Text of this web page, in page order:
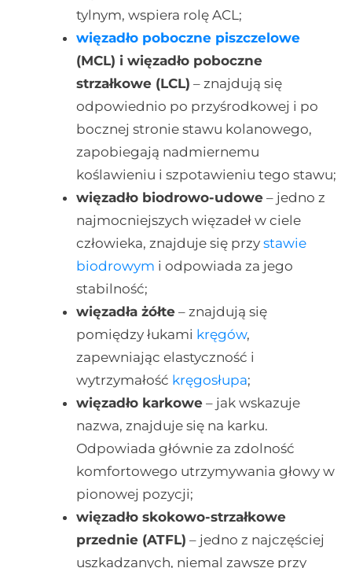
tylnym, wspiera rolę ACL;
więzadło poboczne piszczelowe
(MCL) i więzadło poboczne
strzałkowe (LCL) – znajdują się
odpowiednio po przyśrodkowej i po
bocznej stronie stawu kolanowego,
zapobiegają nadmiernemu
koślawieniu i szpotawieniu tego stawu;
więzadło biodrowo-udowe– jedno z
najmocniejszych więzadeł w ciele
człowieka, znajduje się przy stawie
biodrowym i odpowiada za jego
stabilność;
więzadła żółte– znajdują się
pomiędzy łukami kręgów,
zapewniając elastyczność i
wytrzymałość kręgosłupa;
więzadło karkowe– jak wskazuje
nazwa, znajduje się na karku.
Odpowiada głównie za zdolność
komfortowego utrzymywania głowy w
pionowej pozycji;
więzadło skokowo-strzałkowe
przednie (ATFL) – jedno z najczęściej
uszkadzanych, niemal zawsze przy